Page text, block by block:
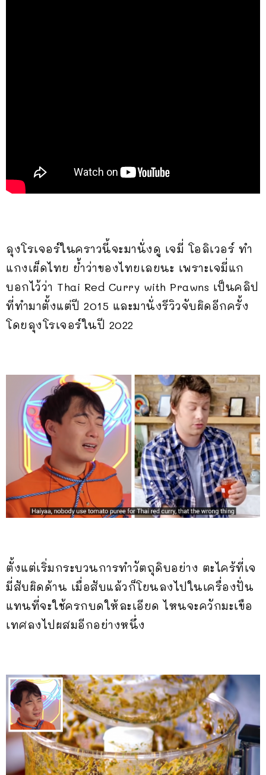
ลุงโรเจอร์ในคราวนี้จะมานั่งดู เจมี่ โอลิเวอร์ ทำ
แกงเผ็ดไทย ย้ำว่าของไทยเลยนะ เพราะเจมี่แก
บอกไว้ว่า Thai Red Curry with Prawns เป็นคลิป
ที่ทำมาตั้งแต่ปี 2015 และมานั่งรีวิวจับผิดอีกครั้ง
โดยลุงโรเจอร์ในปี 2022
ตั้งแต่เริ่มกระบวนการทำวัตถุดิบอย่าง ตะไคร้ที่เจ
มี่สับผิดด้าน เมื่อสับแล้วก็โยนลงไปในเครื่องปั่น
แทนที่จะใช้ครกบดให้ละเอียด ไหนจะควักมะเขือ
เทศลงไปผสมอีกอย่างหนึ่ง